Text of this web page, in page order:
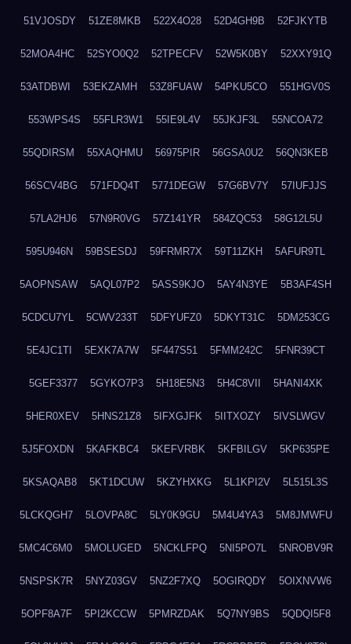
51VJOSDY 51ZE8MKB 522X4O28 52D4GH9B 52FJKYTB
52MOA4HC 52SYO0Q2 52TPECFV 52W5K0BY 52XXY91Q
53ATDBWI 53EKZAMH 53Z8FUAW 54PKU5CO 551HGV0S
553WPS4S 55FLR3W1 55IE9L4V 55JKJF3L 55NCOA72
55QDIRSM 55XAQHMU 56975PIR 56GSA0U2 56QN3KEB
56SCV4BG 571FDQ4T 5771DEGW 57G6BV7Y 57IUFJJS
57LA2HJ6 57N9R0VG 57Z141YR 584ZQC53 58G12L5U
595U946N 59BSESDJ 59FRMR7X 59T11ZKH 5AFUR9TL
5AOPNSAW 5AQL07P2 5ASS9KJO 5AY4N3YE 5B3AF4SH
5CDCU7YL 5CWV233T 5DFYUFZ0 5DKYT31C 5DM253CG
5E4JC1TI 5EXK7A7W 5F447S51 5FMM242C 5FNR39CT
5GEF3377 5GYKO7P3 5H18E5N3 5H4C8VII 5HANI4XK
5HER0XEV 5HNS21Z8 5IFXGJFK 5IITXOZY 5IVSLWGV
5J5FOXDN 5KAFKBC4 5KEFVRBK 5KFBILGV 5KP635PE
5KSAQAB8 5KT1DCUW 5KZYHXKG 5L1KPI2V 5L515L3S
5LCKQGH7 5LOVPA8C 5LY0K9GU 5M4U4YA3 5M8JMWFU
5MC4C6M0 5MOLUGED 5NCKLFPQ 5NI5PO7L 5NROBV9R
5NSPSK7R 5NYZ03GV 5NZ2F7XQ 5OGIRQDY 5OIXNVW6
5OPF8A7F 5PI2KCCW 5PMRZDAK 5Q7NY9BS 5QDQI5F8